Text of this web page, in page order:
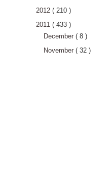
2012 ( 210 )
2011 ( 433 )
December( 8 )
November( 32 )